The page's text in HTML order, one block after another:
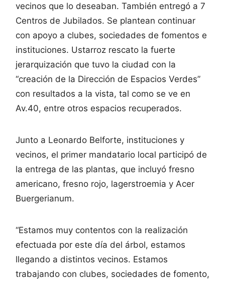
vecinos que lo deseaban. También entregó a 7
Centros de Jubilados. Se plantean continuar
con apoyo a clubes, sociedades de fomentos e
instituciones. Ustarroz rescato la fuerte
jerarquización que tuvo la ciudad con la
“creación de la Dirección de Espacios Verdes”
con resultados a la vista, tal como se ve en
Av.40, entre otros espacios recuperados.
Junto a Leonardo Belforte, instituciones y
vecinos, el primer mandatario local participó de
la entrega de las plantas, que incluyó fresno
americano, fresno rojo, lagerstroemia y Acer
Buergerianum.
“Estamos muy contentos con la realización
efectuada por este día del árbol, estamos
llegando a distintos vecinos. Estamos
trabajando con clubes, sociedades de fomento,